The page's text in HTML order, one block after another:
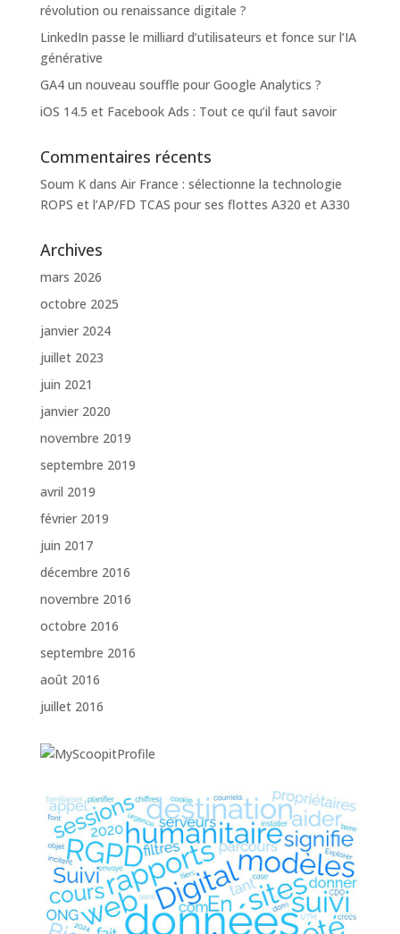
révolution ou renaissance digitale ?
LinkedIn passe le milliard d’utilisateurs et fonce sur l’IA
générative
GA4 un nouveau souffle pour Google Analytics ?
iOS 14.5 et Facebook Ads : Tout ce qu’il faut savoir
Commentaires récents
Soum Kdans Air France : sélectionne la technologie
ROPS et l’AP/FD TCAS pour ses flottes A320 et A330
Archives
mars 2026
octobre 2025
janvier 2024
juillet 2023
juin 2021
janvier 2020
novembre 2019
septembre 2019
avril 2019
février 2019
juin 2017
décembre 2016
novembre 2016
octobre 2016
septembre 2016
août 2016
juillet 2016